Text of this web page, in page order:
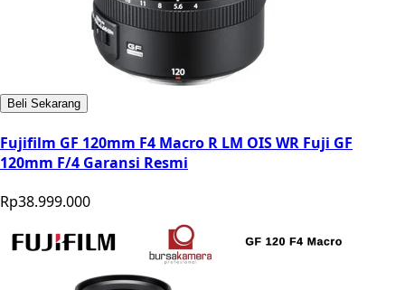
Beli Sekarang
Fujifilm GF 120mm F4 Macro R LM OIS WR Fuji GF
120mm F/4 Garansi Resmi
Rp38.999.000